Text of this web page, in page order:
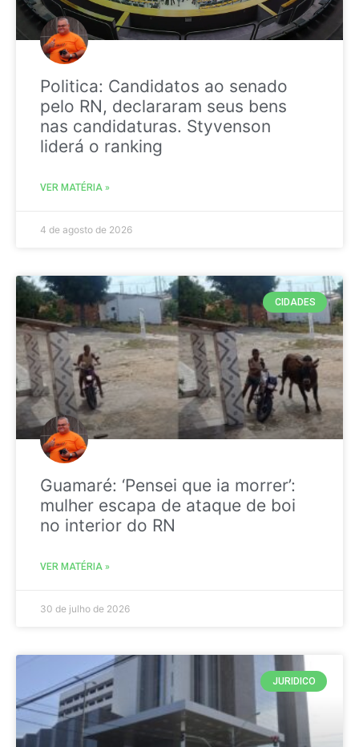
Politica: Candidatos ao senado
pelo RN, declararam seus bens
nas candidaturas. Styvenson
liderá o ranking
VER MATÉRIA »
4 de agosto de 2026
CIDADES
Guamaré: ‘Pensei que ia morrer’:
mulher escapa de ataque de boi
no interior do RN
VER MATÉRIA »
30 de julho de 2026
JURIDICO